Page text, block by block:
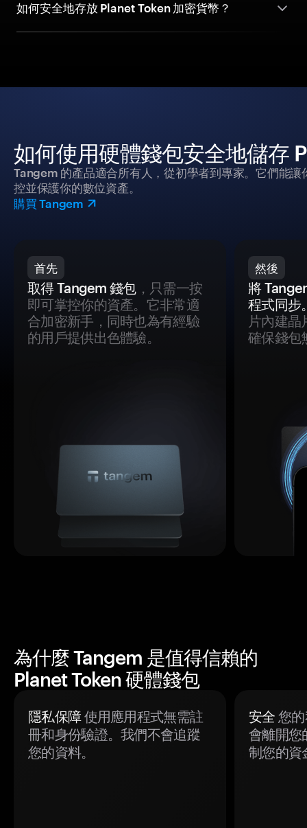
如何安全地存放 Planet Token 加密貨幣？
如何使用硬體錢包安全地儲存
Tangem 的產品適合所有人，從初學者到專家。它們能
控並保護你的數位資產。
購買 Tangem
首先
取得 Tangem 錢包，只需一按
即可掌控你的資產。它非常適
合加密新手，同時也為有經驗
的用戶提供出色體驗。
然後
將
程式同步
片內建晶
確保錢包
為什麼 Tangem 是值得信賴的
Planet Token 硬體錢包
隱私保障使用應用程式無需註
冊和身份驗證。我們不會追蹤
您的資料。
安全 您
會離開您
制您的資